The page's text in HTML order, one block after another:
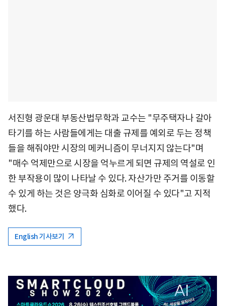
서진형 광운대 부동산법무학과 교수는 "무주택자나 갈아
타기를 하는 사람들에게는 대출 규제를 예외로 두는 정책
들을 해줘야만 시장의 메커니즘이 무너지지 않는다"며
"매수 억제만으로 시장을 억누르게 되면 규제의 역설로 인
한 부작용이 많이 나타날 수 있다. 자산가만 주거를 이동할
수 있게 하는 것은 양극화 심화로 이어질 수 있다"고 지적
했다.
English 기사보기